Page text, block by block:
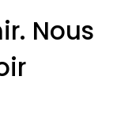
Nous